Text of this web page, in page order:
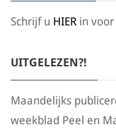
Schrijf u HIER in
UITGELEZEN?!
Maandelijks
weekblad Peel en